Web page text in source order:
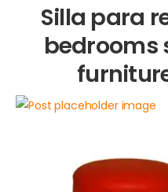
Silla para
bedrooms